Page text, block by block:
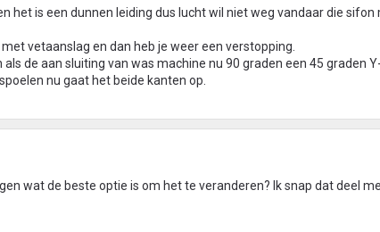
het is een dunnen leiding dus lucht wil niet weg vandaar die sifon
vetaanslag en dan heb je weer een verstopping.
de aan sluiting van was machine nu 90 graden een 45 graden
nu gaat het beide kanten op.
wat de beste optie is om het te veranderen? Ik snap dat deel